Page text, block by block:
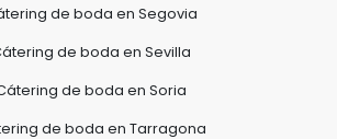
de boda en Segovia
de boda en Sevilla
de boda en Soria
de boda en Tarragona